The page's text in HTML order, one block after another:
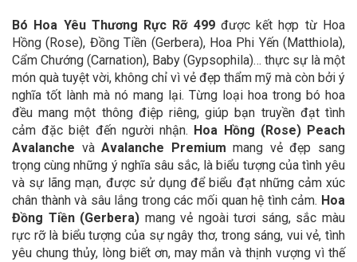
Bó Hoa Yêu Thương Rực Rỡ 499 được kết hợp từ Hoa
Hồng (Rose), Đồng Tiền (Gerbera), Hoa Phi Yến (Matthiola),
Cẩm Chướng (Carnation), Baby (Gypsophila)… thực sự là một
món quà tuyệt vời, không chỉ vì vẻ đẹp thẩm mỹ mà còn bởi ý
nghĩa tốt lành mà nó mang lại. Từng loại hoa trong bó hoa
đều mang một thông điệp riêng, giúp bạn truyền đạt tình
cảm đặc biệt đến người nhận. Hoa Hồng (Rose) Peach
Avalanche vàAvalanche Premium mang vẻ đẹp sang
trọng cùng những ý nghĩa sâu sắc, là biểu tượng của tình yêu
và sự lãng mạn, được sử dụng để biểu đạt những cảm xúc
chân thành và sâu lắng trong các mối quan hệ tình cảm. Hoa
Đồng Tiền (Gerbera) mang vẻ ngoài tươi sáng, sắc màu
rực rỡ là biểu tượng của sự ngây thơ, trong sáng, vui vẻ, tình
yêu chung thủy, lòng biết ơn, may mắn và thịnh vượng vì thế